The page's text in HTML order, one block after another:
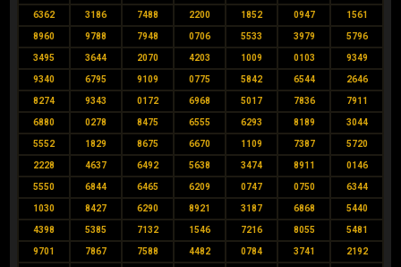
6362 3186 7488 2200 1852 0947 1561
8960 9788 7948 0706 5533 3979 5796
3495 3644 2070 4203 1009 0103 9349
9340 6795 9109 0775 5842 6544 2646
8274 9343 0172 6968 5017 7836 7911
6880 0278 8475 6555 6293 8189 3044
5552 1829 8675 6670 1109 7387 5720
2228 4637 6492 5638 3474 8911 0146
5550 6844 6465 6209 0747 0750 6344
1030 8427 6290 8921 3187 6868 5440
4398 5385 7132 1546 7216 8055 5481
9701 7867 7588 4482 0784 3741 2192